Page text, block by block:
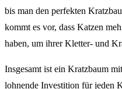
bis man den perfekten
kommt es vor, dass Katzen
haben, um ihrer Kletter- und
Insgesamt ist ein Kratzbaum
lohnende Investition für jeden